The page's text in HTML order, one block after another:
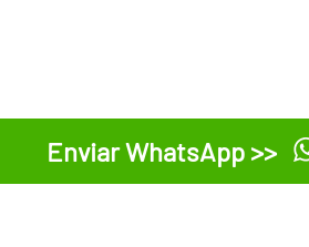
Enviar WhatsApp >>